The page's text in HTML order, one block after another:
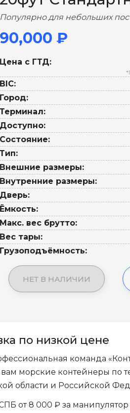
Популярно для небольших
90,000 ₽
Цена с ГТД:
BIC:
Город:
Терминал:
Доступно:
Состояние:
Тип:
Внешние размеры:
Внутренние размеры:
Дверь:
Ёмкость:
Макс. вес брутто:
Вес тары:
Грузоподъёмность:
НЕТ В НАЛИЧИИ
по низкой цене
команда
вам морские контейнеры по
области и Российской
от 8 000 ₽ за манипулятор